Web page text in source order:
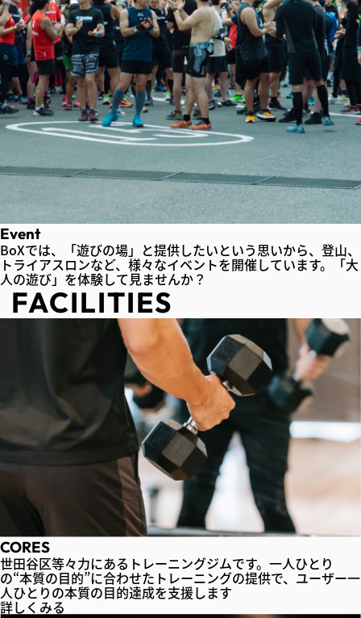
Event
BoXでは、「遊びの場」と提供したいという思いから、登山、
トライアスロンなど、様々なイベントを開催しています。「大
人の遊び」を体験して見ませんか？
FACILITIES
CORES
世田谷区等々力にあるトレーニングジムです。一人ひとり
の“本質の目的”に合わせたトレーニングの提供で、ユーザー一
人ひとりの本質の目的達成を支援します
詳しくみる